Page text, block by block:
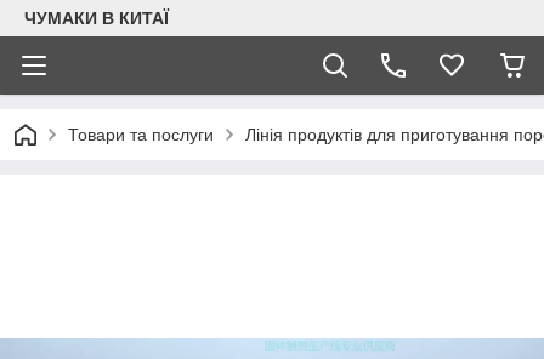
ЧУМАКИ В КИТАЇ
Товари та послуги Лінія продуктів для приготування